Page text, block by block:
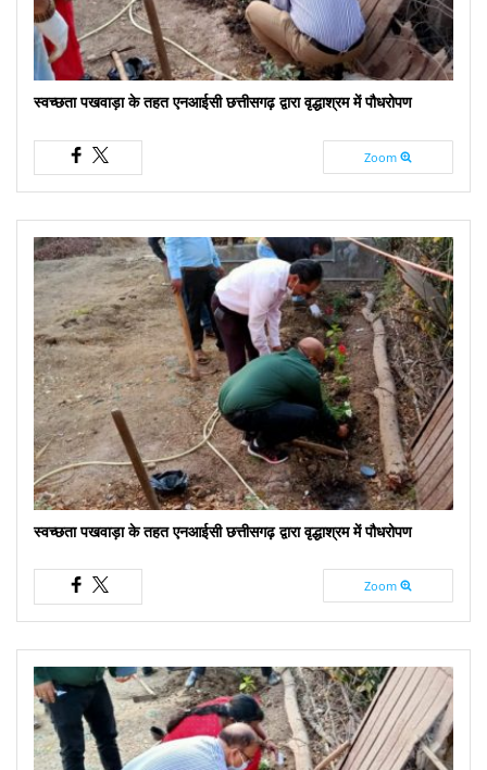
स्वच्छता पखवाड़ा के तहत एनआईसी छत्तीसगढ़ द्वारा वृद्धाश्रम में पौधरोपण
Zoom
स्वच्छता पखवाड़ा के तहत एनआईसी छत्तीसगढ़ द्वारा वृद्धाश्रम में पौधरोपण
Zoom